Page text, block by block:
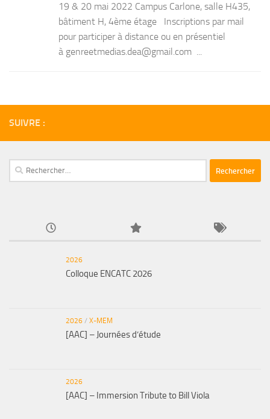
19 & 20 mai 2022 Campus Carlone, salle H435,
bâtiment H, 4ème étage Inscriptions par mail
pour participer à distance ou en présentiel
à genreetmedias.dea@gmail.com ...
SUIVRE :
Rechercher :
2026
Colloque ENCATC 2026
2026 / X-MEM
[AAC] – Journées d’étude
2026
[AAC] – Immersion Tribute to Bill Viola